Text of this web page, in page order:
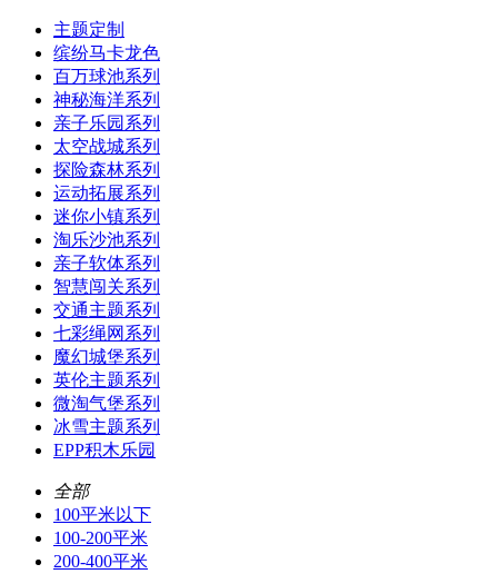
主题定制
缤纷马卡龙色
百万球池系列
神秘海洋系列
亲子乐园系列
太空战城系列
探险森林系列
运动拓展系列
迷你小镇系列
淘乐沙池系列
亲子软体系列
智慧闯关系列
交通主题系列
七彩绳网系列
魔幻城堡系列
英伦主题系列
微淘气堡系列
冰雪主题系列
EPP积木乐园
全部
100平米以下
100-200平米
200-400平米